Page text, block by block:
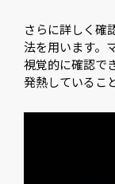
さらに詳しく確
法を用います。
視覚的に確認で
発熱しているこ